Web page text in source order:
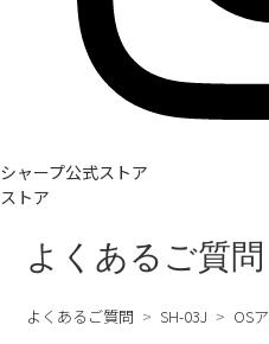
シャープ公式ストア
ストア
よくあるご質問
よくあるご質問 SH-03J OS